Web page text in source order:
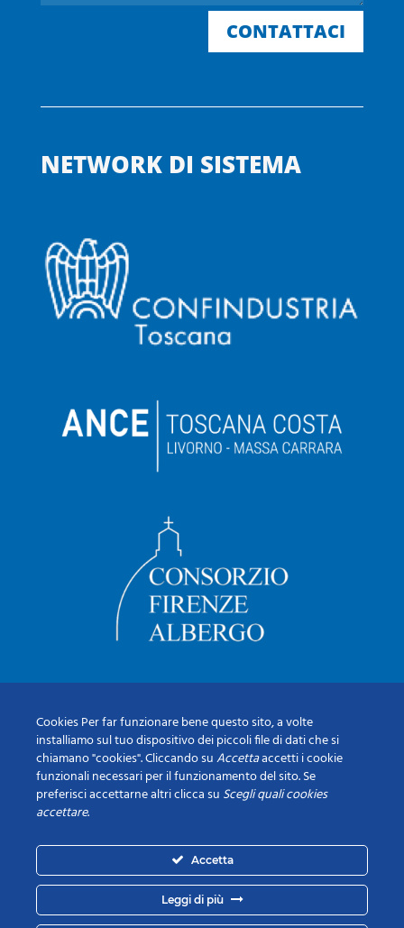
CONTATTACI
NETWORK DI SISTEMA
Cookies Per far funzionare bene questo sito, a volte
installiamo sul tuo dispositivo dei piccoli file di dati che si
chiamano "cookies". Cliccando suAccettaaccetti i cookie
funzionali necessari per il funzionamento del sito. Se
preferisci accettarne altri clicca su Scegli quali cookies
accettare.
Accetta
Leggi di più